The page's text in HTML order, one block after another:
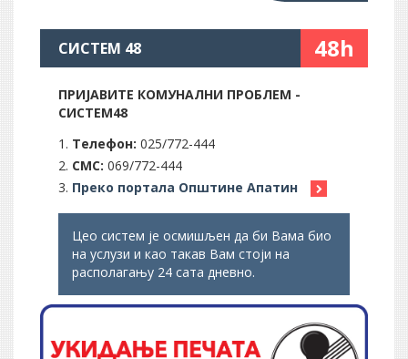
СИСТЕМ 48 48h
ПРИЈАВИТЕ КОМУНАЛНИ ПРОБЛЕМ -
СИСТЕМ48
Телефон: 025/772-444
СМС: 069/772-444
Преко портала Општине Апатин
Цео систем је осмишљен да би Вама био
на услузи и као такав Вам стоји на
располагању 24 сата дневно.